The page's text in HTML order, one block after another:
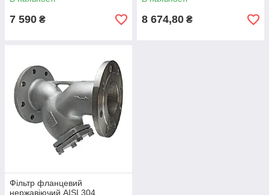
7 590 ₴ 8 674,80 ₴
Фільтр фланцевий
нержавіючий AISI 304